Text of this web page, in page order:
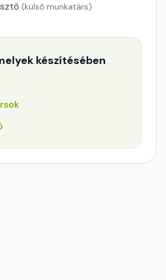
(külső munkatárs)
készítésében